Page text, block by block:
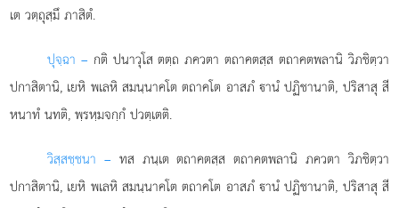
เต วตฺถุสฺมึ ภาสิตํ.
ปุจฺฉา – กติ ปนาวุโส ตตฺถ ภควตา ตถาคตสฺส ตถาคตพลานิ วิภชิตฺวา
ปกาสิตานิ, เยหิ พเลหิ สมนฺนาคโต ตถาคโต อาสภํ านํ ปฏิชานาติ, ปริสาสุ สี
หนาทํ นทติ, พฺรหฺมจกฺกํ ปวตฺเตติ.
วิสฺสชฺชนา – ทส ภนฺเต ตถาคตสฺส ตถาคตพลานิ ภควตา วิภชิตฺวา
ปกาสิตานิ, เยหิ พเลหิ สมนฺนาคโต ตถาคโต อาสภํ านํ ปฏิชานาติ, ปริสาสุ สี